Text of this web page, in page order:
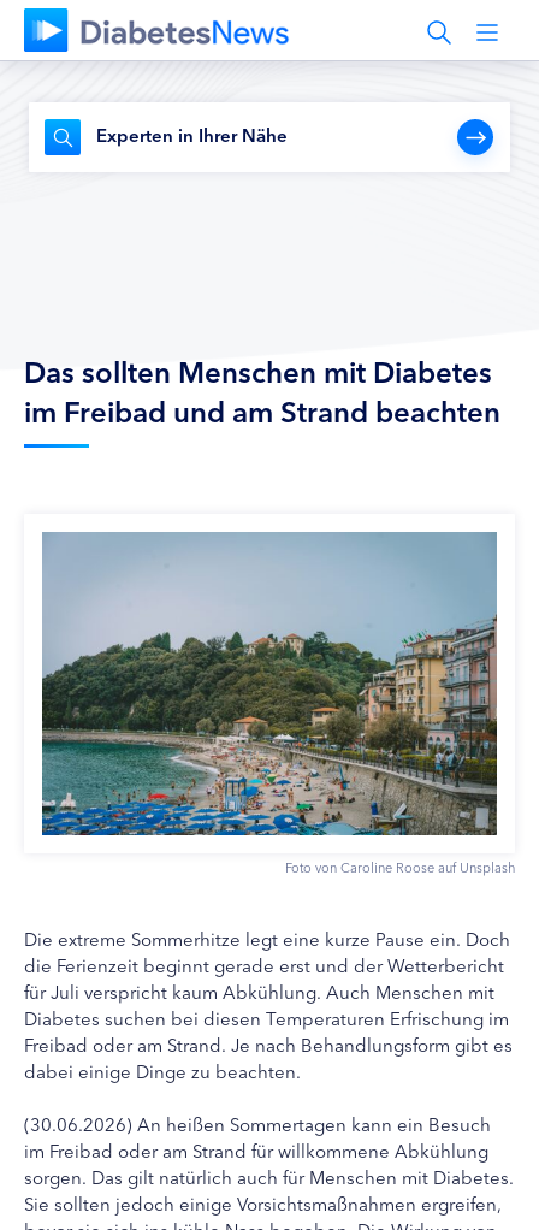
Experten in Ihrer Nähe
Das sollten Menschen mit Diabetes
im Freibad und am Strand beachten
Foto von Caroline Roose auf Unsplash
Die extreme Sommerhitze legt eine kurze Pause ein. Doch
die Ferienzeit beginnt gerade erst und der Wetterbericht
für Juli verspricht kaum Abkühlung. Auch Menschen mit
Diabetes suchen bei diesen Temperaturen Erfrischung im
Freibad oder am Strand. Je nach Behandlungsform gibt es
dabei einige Dinge zu beachten.
(30.06.2026) An heißen Sommertagen kann ein Besuch
im Freibad oder am Strand für willkommene Abkühlung
sorgen. Das gilt natürlich auch für Menschen mit Diabetes.
Sie sollten jedoch einige Vorsichtsmaßnahmen ergreifen,